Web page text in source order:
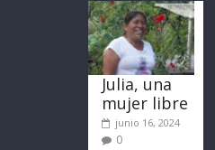
Julia, una
mujer libre
junio 16, 2024
0